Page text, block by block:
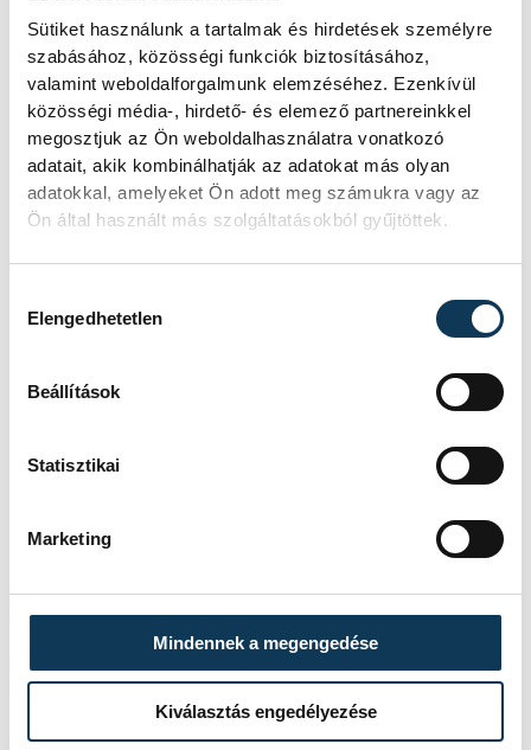
Sütiket használunk a tartalmak és hirdetések személyre
szabásához, közösségi funkciók biztosításához,
valamint weboldalforgalmunk elemzéséhez. Ezenkívül
közösségi média-, hirdető- és elemező partnereinkkel
megosztjuk az Ön weboldalhasználatra vonatkozó
adatait, akik kombinálhatják az adatokat más olyan
adatokkal, amelyeket Ön adott meg számukra vagy az
Ön által használt más szolgáltatásokból gyűjtöttek.
Elengedhetetlen
Beállítások
Statisztikai
Marketing
Mindennek a megengedése
Kiválasztás engedélyezése
Gratulálunk a sikeres
felvételihez!